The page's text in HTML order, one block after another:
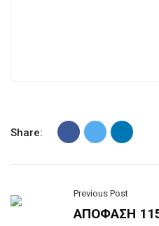
Share:
Previous Post
ΑΠΟΦΑΣΗ